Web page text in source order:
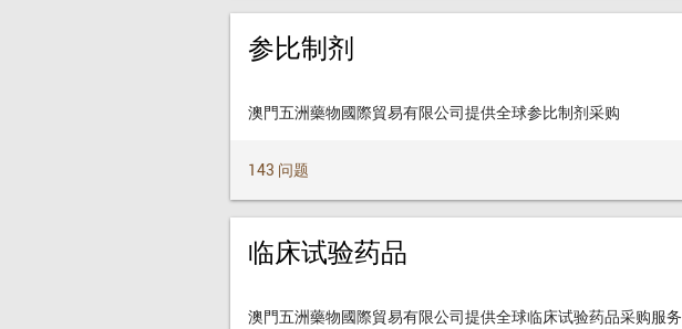
参比制剂
143 问题
澳門五洲藥物國際貿易有限公司提供全球参比制剂采购
临床试验药品
澳門五洲藥物國際貿易有限公司提供全球临床试验药品采购服务